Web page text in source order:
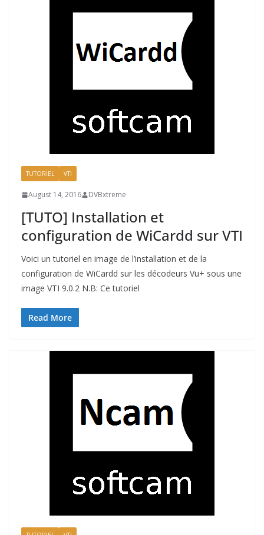
TUTORIEL VTI
August 14, 2016 DVBxtreme
[TUTO] Installation et
configuration de WiCardd sur VTI
Voici un tutoriel en image de l’installation et de la
configuration de WiCardd sur les décodeurs Vu+ sous une
image VTI 9.0.2 N.B: Ce tutoriel
Read More